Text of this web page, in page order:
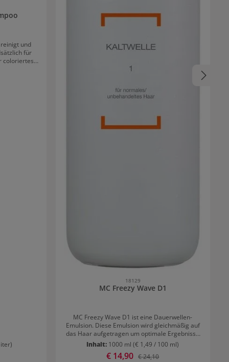
und
für
coloriertes,
18129
MC Freezy Wave D1
MC Freezy Wave D1 ist eine Dauerwellen-
Emulsion. Diese Emulsion wird gleichmäßig auf
das Haar aufgetragen um optimale Ergebnisse
zu erzielen.
Inhalt: 1000 ml(€ 1,49 / 100 ml)
Verkaufspreis:
€ 14,90 Regulärer Preis:
€ 24,10